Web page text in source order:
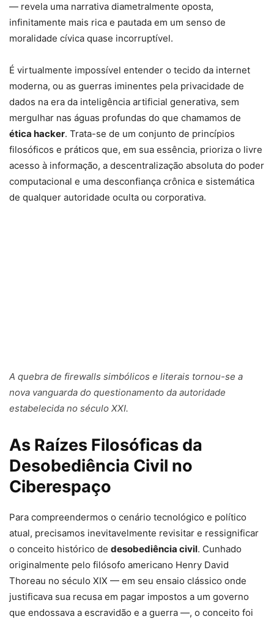
— revela uma narrativa diametralmente oposta,
infinitamente mais rica e pautada em um senso de
moralidade cívica quase incorruptível.
É virtualmente impossível entender o tecido da internet
moderna, ou as guerras iminentes pela privacidade de
dados na era da inteligência artificial generativa, sem
mergulhar nas águas profundas do que chamamos de
ética hacker. Trata-se de um conjunto de princípios
filosóficos e práticos que, em sua essência, prioriza o livre
acesso à informação, a descentralização absoluta do poder
computacional e uma desconfiança crônica e sistemática
de qualquer autoridade oculta ou corporativa.
A quebra de firewalls simbólicos e literais tornou-se a
nova vanguarda do questionamento da autoridade
estabelecida no século XXI.
As Raízes Filosóficas da
Desobediência Civil no
Ciberespaço
Para compreendermos o cenário tecnológico e político
atual, precisamos inevitavelmente revisitar e ressignificar
o conceito histórico de desobediência civil. Cunhado
originalmente pelo filósofo americano Henry David
Thoreau no século XIX — em seu ensaio clássico onde
justificava sua recusa em pagar impostos a um governo
que endossava a escravidão e a guerra —, o conceito foi